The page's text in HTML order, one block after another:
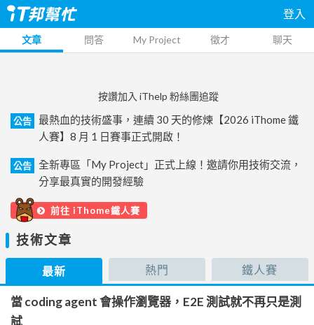
登入
文章 問答 My Project 徵才 聊天
按讚加入 iThelp 粉絲團追蹤
公告
最熱血的技術盛事，連續 30 天的修煉【2026 iThome 鐵
人賽】8 月 1 日賽事正式開啟！
公告
全新專區「My Project」正式上線！邀請你用技術交流，
分享最真實的開發經驗
前往 iThome鐵人賽
技術文章
最新 熱門 鐵人賽
當 coding agent 會操作瀏覽器，E2E 測試就不再只是測
試